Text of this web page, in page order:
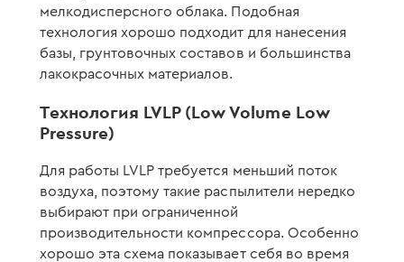
мелкодисперсного облака. Подобная
технология хорошо подходит для нанесения
базы, грунтовочных составов и большинства
лакокрасочных материалов.
Технология LVLP (Low Volume Low
Pressure)
Для работы LVLP требуется меньший поток
воздуха, поэтому такие распылители нередко
выбирают при ограниченной
производительности компрессора. Особенно
хорошо эта схема показывает себя во время